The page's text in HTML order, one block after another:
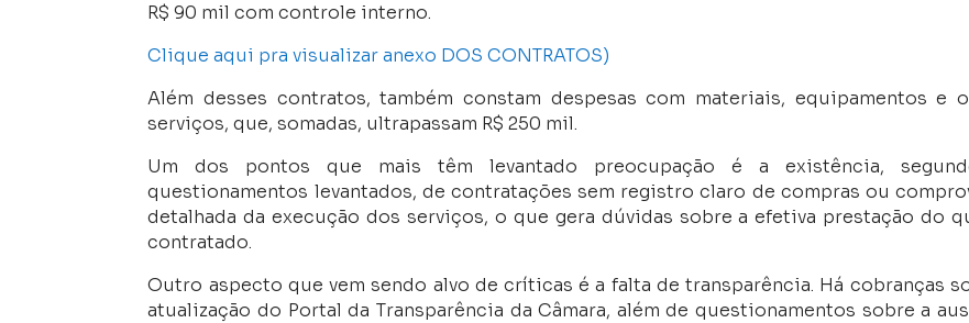
R$ 90 mil com controle interno.
Clique aqui pra visualizar anexo DOS CONTRATOS)
Além desses contratos, também constam despesas com materiais, equipamentos e
serviços, que, somadas, ultrapassam R$ 250 mil.
Um dos pontos que mais têm levantado preocupação é a existência,
questionamentos levantados, de contratações sem registro claro de compras ou
detalhada da execução dos serviços, o que gera dúvidas sobre a efetiva prestação do
contratado.
Outro aspecto que vem sendo alvo de críticas é a falta de transparência. Há cobranças
atualização do Portal da Transparência da Câmara, além de questionamentos sobre a